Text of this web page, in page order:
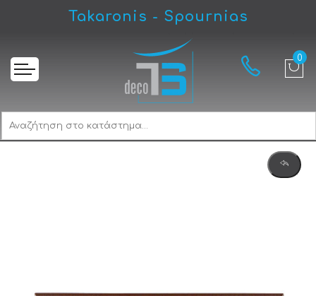
Takaronis - Spournias
Viometal Florence 406 Γραμματοκιβώτιο Καφέ